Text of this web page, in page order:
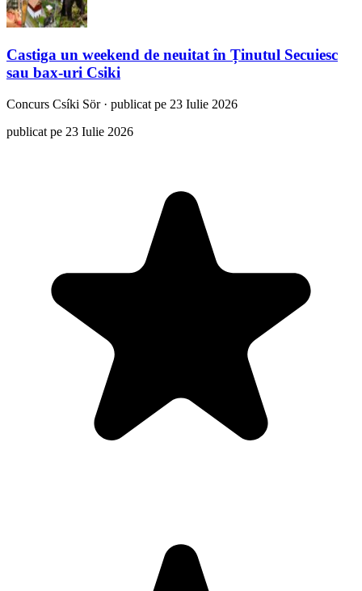
Castiga un weekend de neuitat în Ținutul Secuiesc
sau bax-uri Csiki
Concurs Csíki Sör· publicat pe 23 Iulie 2026
publicat pe 23 Iulie 2026